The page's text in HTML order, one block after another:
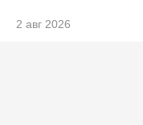
2 авг 2026